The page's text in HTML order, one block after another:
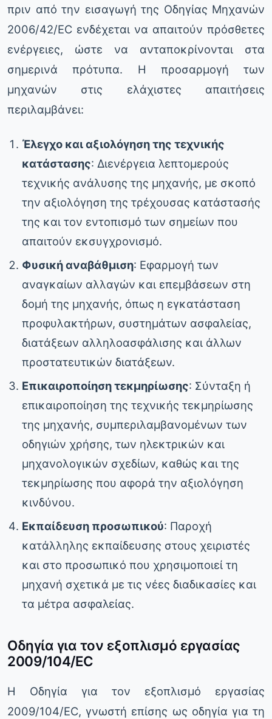
πριν από την εισαγωγή της Οδηγίας Μηχανών
2006/42/EC ενδέχεται να απαιτούν πρόσθετες
ενέργειες, ώστε να ανταποκρίνονται στα
σημερινά πρότυπα. Η προσαρμογή των
μηχανών στις ελάχιστες απαιτήσεις
περιλαμβάνει:
Έλεγχο και αξιολόγηση της τεχνικής
κατάστασης: Διενέργεια λεπτομερούς
τεχνικής ανάλυσης της μηχανής, με σκοπό
την αξιολόγηση της τρέχουσας κατάστασής
της και τον εντοπισμό των σημείων που
απαιτούν εκσυγχρονισμό.
Φυσική αναβάθμιση: Εφαρμογή των
αναγκαίων αλλαγών και επεμβάσεων στη
δομή της μηχανής, όπως η εγκατάσταση
προφυλακτήρων, συστημάτων ασφαλείας,
διατάξεων αλληλοασφάλισης και άλλων
προστατευτικών διατάξεων.
Επικαιροποίηση τεκμηρίωσης: Σύνταξη ή
επικαιροποίηση της τεχνικής τεκμηρίωσης
της μηχανής, συμπεριλαμβανομένων των
οδηγιών χρήσης, των ηλεκτρικών και
μηχανολογικών σχεδίων, καθώς και της
τεκμηρίωσης που αφορά την αξιολόγηση
κινδύνου.
Εκπαίδευση προσωπικού: Παροχή
κατάλληλης εκπαίδευσης στους χειριστές
και στο προσωπικό που χρησιμοποιεί τη
μηχανή σχετικά με τις νέες διαδικασίες και
τα μέτρα ασφαλείας.
Οδηγία για τον εξοπλισμό εργασίας
2009/104/EC
Η Οδηγία για τον εξοπλισμό εργασίας
2009/104/EC, γνωστή επίσης ως οδηγία για τη